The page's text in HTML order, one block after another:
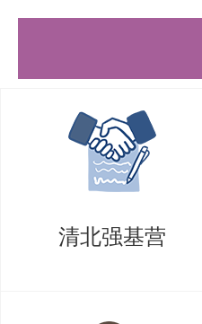
3、集成微纳系
学、化学、生
实现信息感知
技术、微纳传
向，重点开展
清北强基营